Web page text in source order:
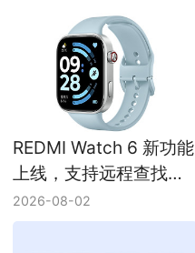
REDMI Watch 6 新功能
上线，支持远程查找和
微信语音转文字
2026-08-02